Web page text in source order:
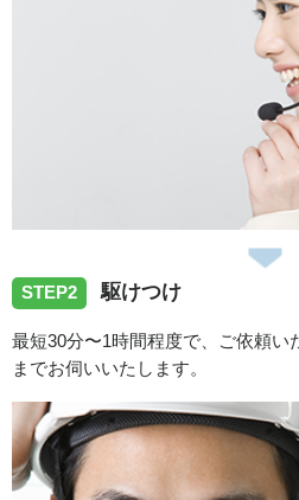
香川県高松市扇町へトイレの水
2026/07/13
香川県善通寺市へトイレタンク
2026/07/09
香川県高松市へトイレの水漏れ
た。
STEP2 駆けつけ
最短30分〜1時間程度で、ご依頼い
までお伺いいたします。